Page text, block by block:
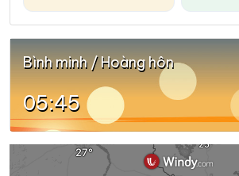
Bình minh / Hoàng hôn
05:45